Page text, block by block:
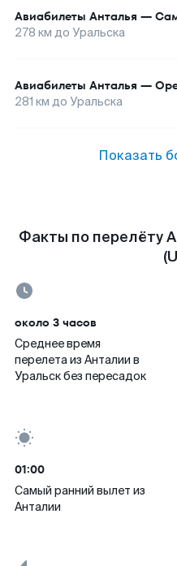
Авиабилеты Анталья —
278 км до Уральска
Авиабилеты Анталья —
281 км до Уральска
Показать
Факты по перелёту
около 3 часов
Среднее время
перелета из Анталии в
Уральск без пересадок
01:00
Самый ранний вылет из
Анталии